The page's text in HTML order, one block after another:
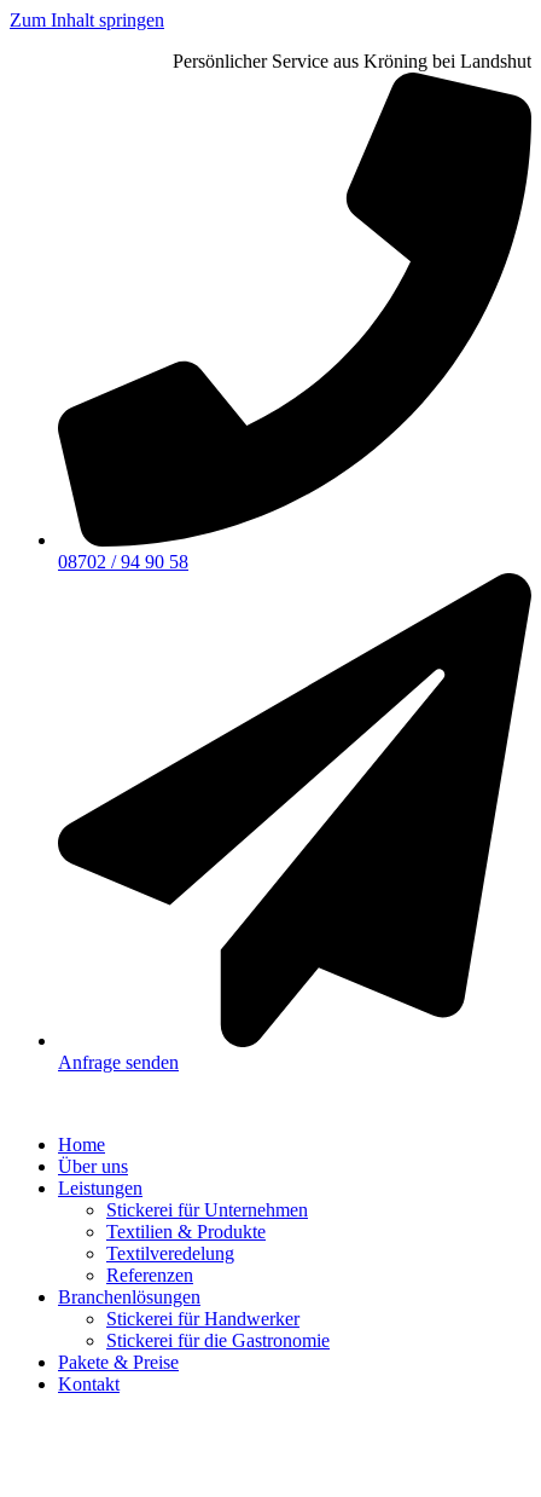
Zum Inhalt springen
Kurzfristige Bestellungen? Kein Problem.
Langlebige Stickerei – hält auch Industriewäsche stand.
Präzise Stickerei mit modernster Technik
Ideal für Arbeitskleidung & Teamwear
Einheitlicher Auftritt für Ihr Unternehmen
Regional. Persönlich. Zuverlässig.
Express-Bestickung in 24 bis 48 Stunden möglich.
Langlebig & waschbeständig bis 95°C
08702 / 94 90 58
Anfrage senden
Home
Über uns
Leistungen
Stickerei für Unternehmen
Textilien & Produkte
Textilveredelung
Referenzen
Branchenlösungen
Stickerei für Handwerker
Stickerei für die Gastronomie
Pakete & Preise
Kontakt